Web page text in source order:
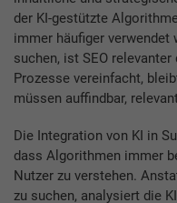
der KI-gestützte
immer häufiger verwendet
suchen, ist SEO
Prozesse vereinfacht,
müssen auffindbar,
Die Integration von KI in
dass Algorithmen immer
Nutzer zu verstehen.
zu suchen, analysiert die